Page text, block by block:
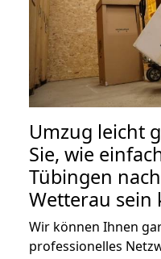
Umzug leicht
Sie, wie
Tübingen
Wetterau sein
Wir können Ihnen
professionelles